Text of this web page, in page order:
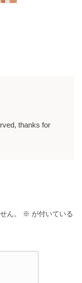
thanks for
ん。 ※ が付いている